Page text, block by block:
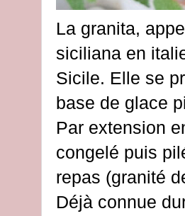
La granita,
siciliana en
Sicile. Elle se
base de glace
Par extension
congelé puis
repas (granité
Déjà connue